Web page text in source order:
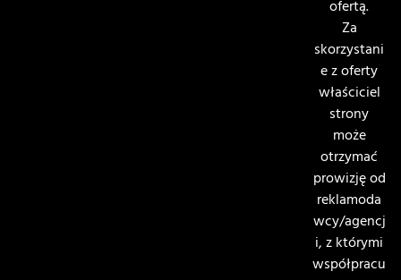
ofertą.
Za
skorzystani
e z oferty
właściciel
strony
może
otrzymać
prowizję od
reklamoda
wcy/agencj
i, z którymi
współpracu